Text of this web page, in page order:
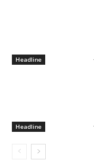
Headline
Headline